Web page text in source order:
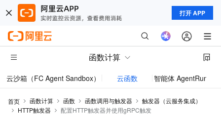
打开 APP
函数计算
云沙箱（FC Agent Sandbox） 云函数 智能体 AgentRun
首页 函数计算 函数 函数调用与触发器
触发器（云服务集成）
HTTP触发器
配置HTTP触发器并使用gRPC触发